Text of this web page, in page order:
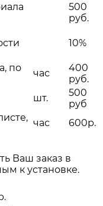
500
руб.
10%
по
час
400
руб.
шт.
500
руб
час
600р.
Ваш заказ в
к установке.